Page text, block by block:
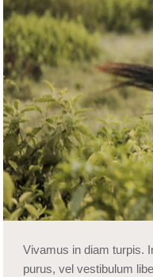
Vivamus in diam turpis.
purus, vel vestibulum